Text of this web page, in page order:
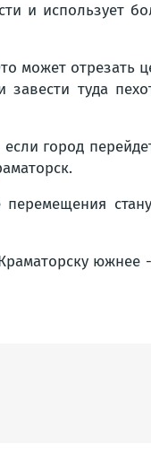
и использует
может отрезать
туда
город
южнее